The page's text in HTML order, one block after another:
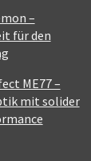
–
für den
ME77 –
mit solider